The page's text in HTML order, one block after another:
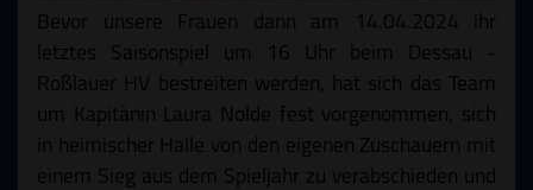
Bevor unsere Frauen dann am 14.04.2024 ihr
letztes Saisonspiel um 16 Uhr beim Dessau -
Roßlauer HV bestreiten werden, hat sich das Team
um Kapitänin Laura Nolde fest vorgenommen, sich
in heimischer Halle von den eigenen Zuschauern mit
einem Sieg aus dem Spieljahr zu verabschieden und